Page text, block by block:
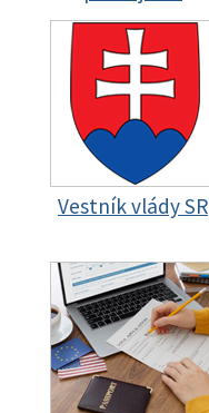
Vestník vlády SR